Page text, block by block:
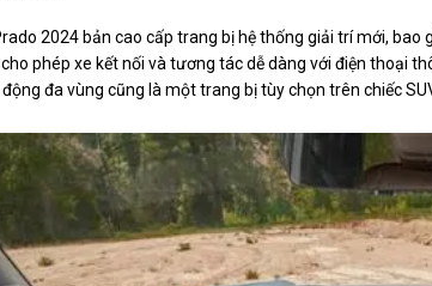
2024 bản cao cấp trang bị hệ thống giải trí mới,
phép xe kết nối và tương tác dễ dàng với điện thoại
đa vùng cũng là một trang bị tùy chọn trên chiếc